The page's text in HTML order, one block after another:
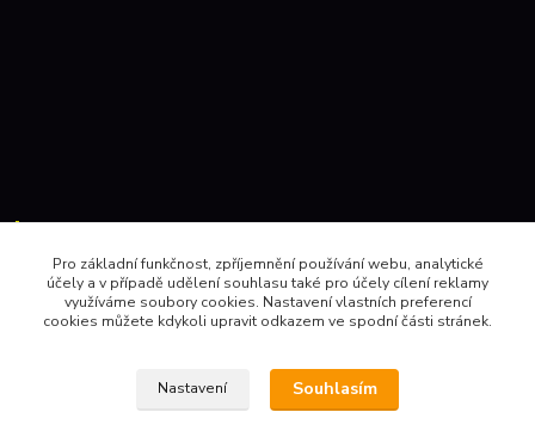
604 157410 , 602 345528
Pro základní funkčnost, zpříjemnění používání webu, analytické
účely a v případě udělení souhlasu také pro účely cílení reklamy
využíváme soubory cookies. Nastavení vlastních preferencí
cookies můžete kdykoli upravit odkazem ve spodní části stránek.
Nastavení Souhlasím